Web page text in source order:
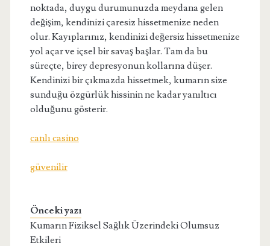
noktada, duygu durumunuzda meydana gelen
değişim, kendinizi çaresiz hissetmenize neden
olur. Kayıplarınız, kendinizi değersiz hissetmenize
yol açar ve içsel bir savaş başlar. Tam da bu
süreçte, birey depresyonun kollarına düşer.
Kendinizi bir çıkmazda hissetmek, kumarın size
sunduğu özgürlük hissinin ne kadar yanıltıcı
olduğunu gösterir.
canlı casino
güvenilir
Önceki yazı
Kumarın Fiziksel Sağlık Üzerindeki Olumsuz
Etkileri